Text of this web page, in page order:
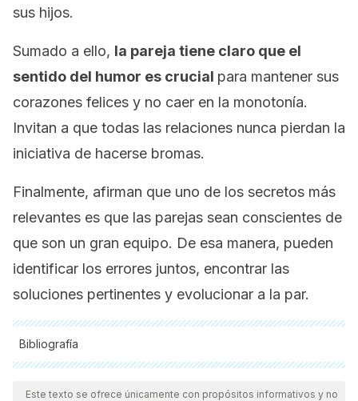
sus hijos.
Sumado a ello, la pareja tiene claro que el
sentido del humor es crucial para mantener sus
corazones felices y no caer en la monotonía.
Invitan a que todas las relaciones nunca pierdan la
iniciativa de hacerse bromas.
Finalmente, afirman que uno de los secretos más
relevantes es que las parejas sean conscientes de
que son un gran equipo. De esa manera, pueden
identificar los errores juntos, encontrar las
soluciones pertinentes y evolucionar a la par.
Bibliografía
Todas las fuentes citadas fueron revisadas a profundidad por
nuestro equipo, para asegurar su calidad, confiabilidad,
Este texto se ofrece únicamente con propósitos informativos y no